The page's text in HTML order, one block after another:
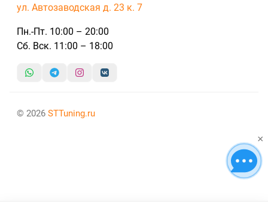
ул. Автозаводская д. 23 к. 7
Пн.-Пт. 10:00 – 20:00
Сб. Вск. 11:00 – 18:00
© 2026 STTuning.ru
×